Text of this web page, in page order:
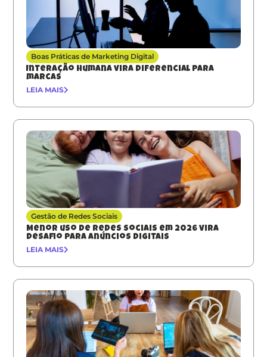
Boas Práticas de Marketing Digital
Interação humana vira diferencial para
marcas
LEIA MAIS
Gestão de Redes Sociais
Menor uso de redes sociais em 2026 vira
desafio para anúncios digitais
LEIA MAIS